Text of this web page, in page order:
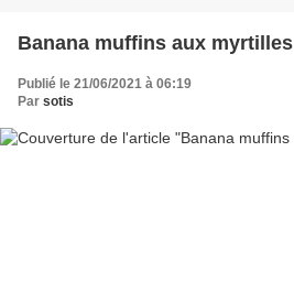
Banana muffins aux myrtilles
Publié le 21/06/2021 à 06:19
Par sotis